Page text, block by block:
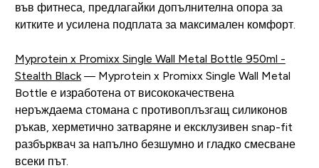
във фитнеса, предлагайки допълнителна опора за
китките и усилена подплата за максимален комфорт.
Myprotein x Promixx Single Wall Metal Bottle 950ml -
Stealth Black— Myprotein x Promixx Single Wall Metal
Bottle е изработена от висококачествена
неръждаема стомана с противоплъзгащ силиконов
ръкав, херметично затваряне и ексклузивен snap-fit
разбърквач за напълно безшумно и гладко смесване
всеки път.